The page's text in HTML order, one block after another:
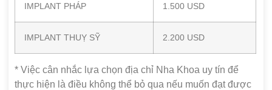
IMPLANT PHÁP 1.500 USD
IMPLANT THUỴ SỸ 2.200 USD
* Việc cân nhắc lựa chọn địa chỉ Nha Khoa uy tín để
thực hiện là điều không thể bỏ qua nếu muốn đạt được